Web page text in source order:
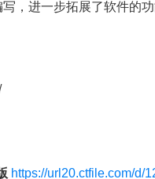
，进一步拓展了软件的功
https://url20.ctfile.com/d/